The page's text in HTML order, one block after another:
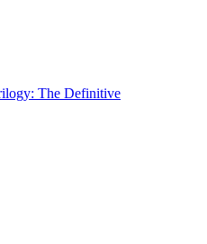
The Definitive